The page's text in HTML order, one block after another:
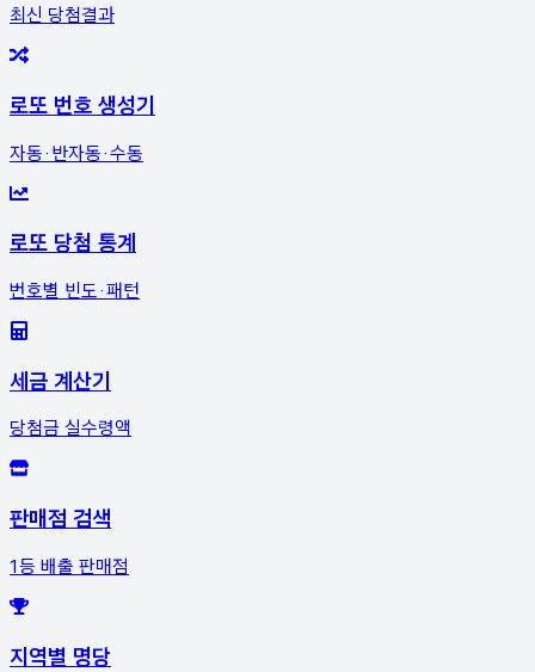
최신 당첨결과
로또 번호 생성기
자동·반자동·수동
로또 당첨 통계
번호별 빈도·패턴
세금 계산기
당첨금 실수령액
판매점 검색
1등 배출 판매점
지역별 명당